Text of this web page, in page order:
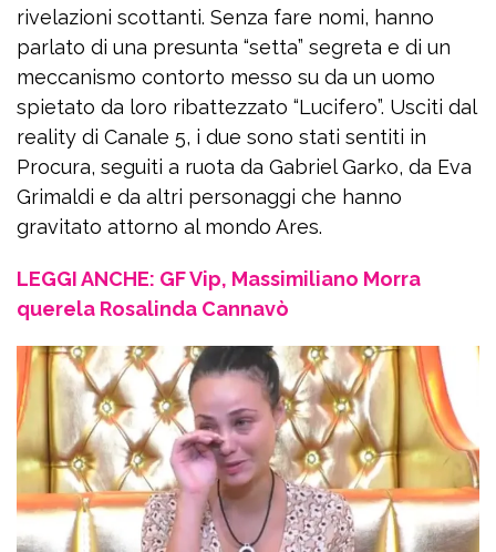
rivelazioni scottanti. Senza fare nomi, hanno
parlato di una presunta “setta” segreta e di un
meccanismo contorto messo su da un uomo
spietato da loro ribattezzato “Lucifero”. Usciti dal
reality di Canale 5, i due sono stati sentiti in
Procura, seguiti a ruota da Gabriel Garko, da Eva
Grimaldi e da altri personaggi che hanno
gravitato attorno al mondo Ares.
LEGGI ANCHE: GF Vip, Massimiliano Morra
querela Rosalinda Cannavò